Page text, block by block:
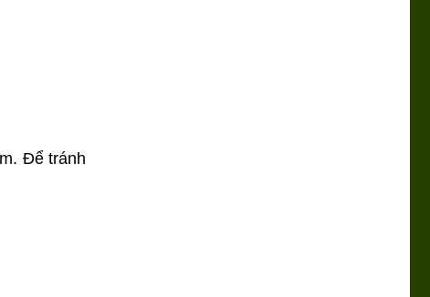
Để tránh